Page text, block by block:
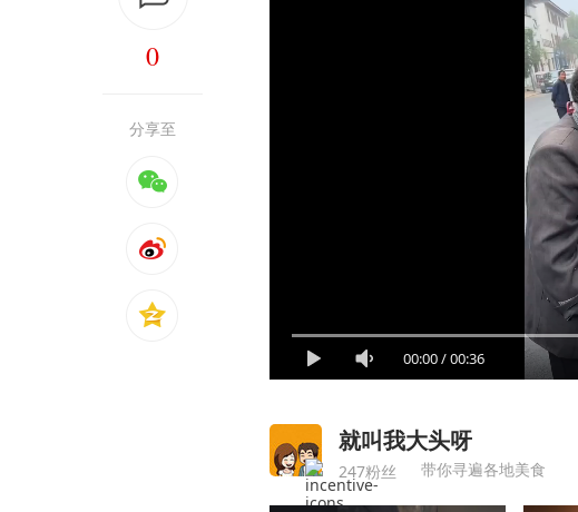
0
分享至
00:00/00:36
就叫我大头呀
247粉丝 带你寻遍各地美食